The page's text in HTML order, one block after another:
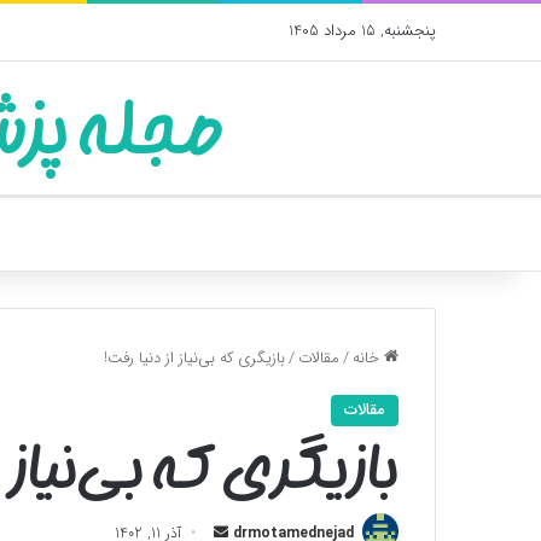
پنجشنبه, 15 مرداد 1405
مجله
خانه/مقالات/بازیگری که بی‌نیاز از دنیا رفت!
مقالات
بازیگری که
drmotamednejad
ارسال آذر 11, 1402